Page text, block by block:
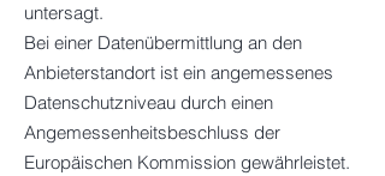
untersagt.
Bei einer Datenübermittlung an den
Anbieterstandort ist ein angemessenes
Datenschutzniveau durch einen
Angemessenheitsbeschluss der
Europäischen Kommission gewährleistet.